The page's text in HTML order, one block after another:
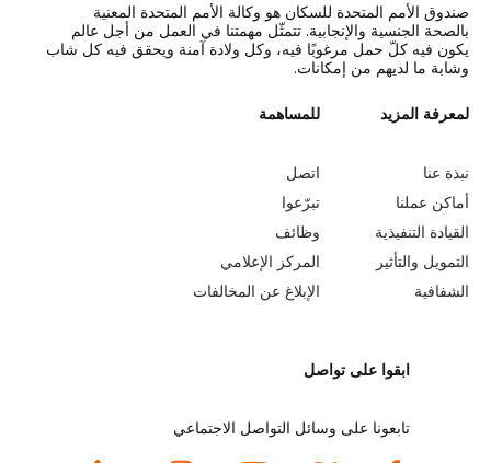
صندوق الأمم المتحدة للسكان هو وكالة الأمم المتحدة المعنية
بالصحة الجنسية والإنجابية. تتمثّل مهمتنا في العمل من أجل عالم
يكون فيه كلّ حمل مرغوبًا فيه، وكل ولادة آمنة ويحقق فيه كل شاب
وشابة ما لديهم من إمكانات.
L
e
a
r
n
لمعرفة المزيد
نبذة عنا
أماكن عملنا
القيادة التنفيذية
التمويل والتأثير
الشفافية
G
o
b
e
y
n
d
للمساهمة
اتصل
تبرّعوا
وظائف
المركز الإعلامي
الإبلاغ عن المخالفات
ابقوا على تواصل
تابعونا على وسائل التواصل الاجتماعي